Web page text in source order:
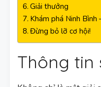
Giải thưởng
Khám phá Ninh Bình
Đừng bỏ lỡ cơ hội!
Thông tin